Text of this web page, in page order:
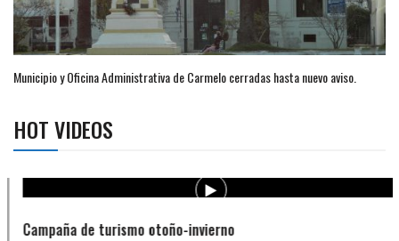
Municipio y Oficina Administrativa de Carmelo cerradas hasta nuevo aviso.
HOT VIDEOS
Campaña de turismo otoño-invierno